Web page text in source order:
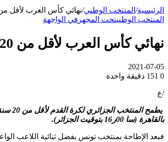
الرئيسية/ المنتخب الوطني/نهائي كأس العرب لأقل من 20 سنة/ الجزائر-السعودية : “الخضر” من أجل إنجاز
المنتخب الوطنيتحت المجهر في الواجهة
نهائي كأس العرب لأقل من 20 سنة/ الجزائر-السعودية : “الخضر” من أجل إنجاز تاريخي
2021-07-05
0
دقيقة واحدة
/ع
بالقاهرة (سا 00ر16 بتوقيت الجزائر).
فبعد الإطاحة بمنتخب تونس بفضل ثنائية اللاعب الواعد رفيق محمد عمر (2-0)، بات شبان “الخضر” على بعد 90 دقيقة عن هذا